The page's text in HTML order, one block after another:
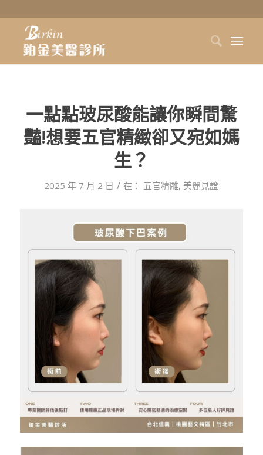
一點點玻尿酸能讓你瞬間驚
豔!想要五官精緻卻又宛如媽
生？
2025 年 7 月 2 日 / 在： 五官精雕, 美麗見證